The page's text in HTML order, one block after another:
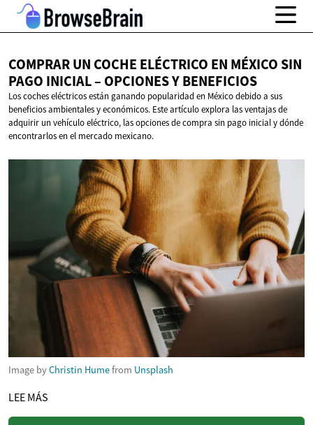
COMPRAR UN COCHE ELÉCTRICO EN MÉXICO SIN
PAGO INICIAL – OPCIONESY BENEFICIOS
Los coches eléctricos están ganando popularidad en México debido a sus
beneficios ambientales y económicos. Este artículo explora las ventajas de
adquirir un vehículo eléctrico, las opciones de compra sin pago inicial y dónde
encontrarlos en el mercado mexicano.
Image byChristin Humefrom Unsplash
LEE MÁS